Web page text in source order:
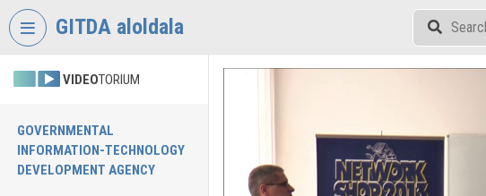
Skip header
GITDA aloldala
VIDEOTORIUM
GOVERNMENTAL
INFORMATION-TECHNOLOGY
DEVELOPMENT AGENCY